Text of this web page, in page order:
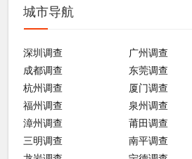
城市导航
深圳调查
广州调查
成都调查
东莞调查
杭州调查
厦门调查
福州调查
泉州调查
漳州调查
莆田调查
三明调查
南平调查